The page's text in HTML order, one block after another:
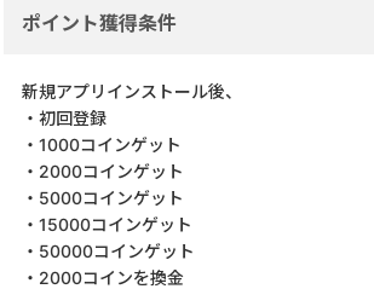
ポイント獲得条件
新規アプリインストール後、
・初回登録
・1000コインゲット
・2000コインゲット
・5000コインゲット
・15000コインゲット
・50000コインゲット
・2000コインを換金